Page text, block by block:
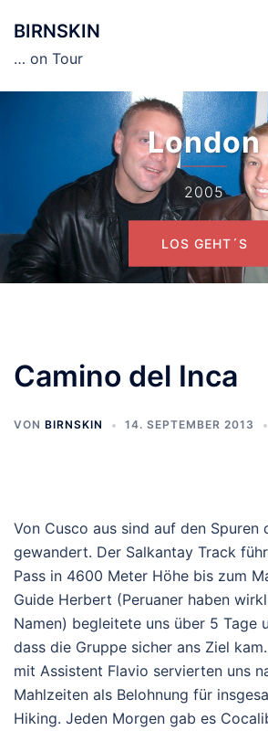
Inhalt
springen
BIRNSKIN
… on Tour
London
2005
LOS GEHT´S
Camino del Inca
VON BIRNSKIN 14. SEPTEMBER 2013
Von Cusco aus sind auf den Spuren
gewandert. Der Salkantay Track
Pass in 4600 Meter Höhe bis zum
Guide Herbert (Peruaner haben
Namen) begleitete uns über 5 Tage
dass die Gruppe sicher ans Ziel
mit Assistent Flavio servierten uns
Mahlzeiten als Belohnung für
Hiking. Jeden Morgen gab es